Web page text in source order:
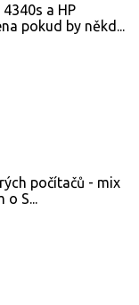
a HP
pokud by někd...
počítačů - mix
o S...